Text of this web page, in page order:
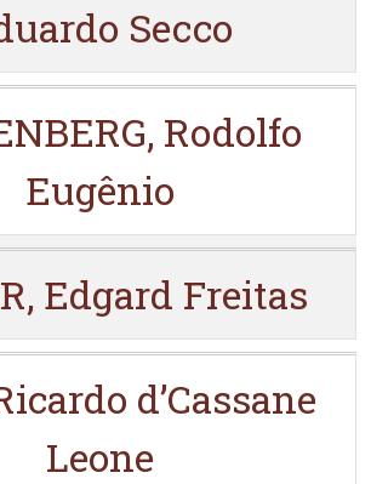
Secco
Rodolfo
Eugênio
Edgard Freitas
d’Cassane
Leone